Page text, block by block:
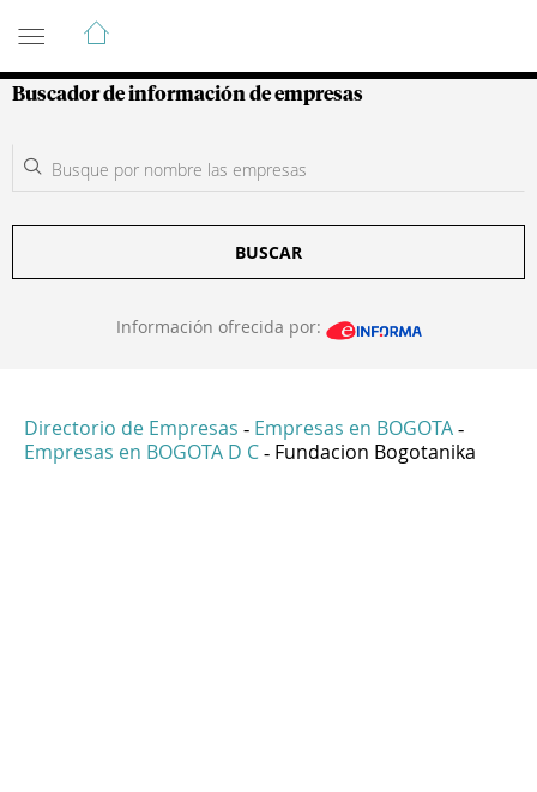
Guía de Empresas Colombianas
Buscador de información de empresas
BUSCAR
Información ofrecida por:
Directorio de Empresas - Empresas en BOGOTA -
Empresas en BOGOTA D C - Fundacion Bogotanika